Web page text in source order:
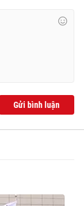
Gửi bình luận